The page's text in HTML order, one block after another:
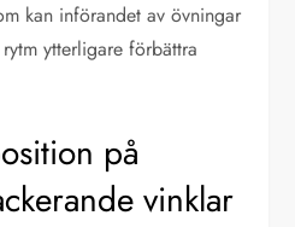
kan införandet av övningar
ytterligare förbättra
på
vinklar